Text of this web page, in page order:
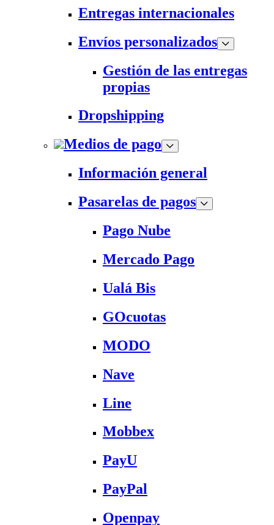
Entregas internacionales
Envíos personalizados
Gestión de las entregas
propias
Dropshipping
Medios de pago
Información general
Pasarelas de pagos
Pago Nube
Mercado Pago
Ualá Bis
GOcuotas
MODO
Nave
Line
Mobbex
PayU
PayPal
Openpay